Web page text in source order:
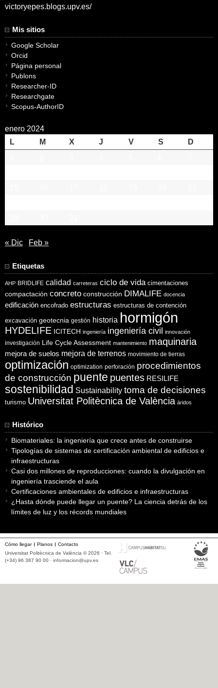
victoryepes.blogs.upv.es/
Mis sitios
Google Scholar
Orcid
Página personal
Publons
Researcher-ID
Researchgate
Scopus-AuthorID
enero 2024
L
M X J V S
D
« Dic Feb »
Etiquetas
AHP BRIDLIFE calidad carreteras ciclo de vida cimentaciones
compactación concreto construcción DIMALIFE docencia
edificación encofrado estructuras estructuras de contención
excavación geotecnia gestión historia hormigón
HYDELIFE ICITECH ingeniería ingeniería civil innovación
investigación Life Cycle Assessment mantenimiento maquinaria
mejora de suelos mejora de terrenos movimiento de tierras
optimización optimization perforación procedimientos
de construcción puente puentes RESILIFE
sostenibilidad Sustainability toma de decisiones
turismo Universitat Politècnica de València áridos
Histórico
Biomateriales: la ingeniería que crece antes de construirse
Tipologías de sistemas de certificación ambiental de edificios e
infraestructuras
Casi dos millones de reproducciones: cuando la divulgación en
ingeniería trasciende el aula
Certificaciones ambientales de edificios e infraestructuras
¿Hasta dónde puede llegar un puente? La ciencia detrás de los
límites de luz y los récords mundiales
Cómo llegar Planos
Contacto
Universitat Politècnica de València © 2026 · Tel.
(+34) 96 387 90 00 · informacion@upv.es